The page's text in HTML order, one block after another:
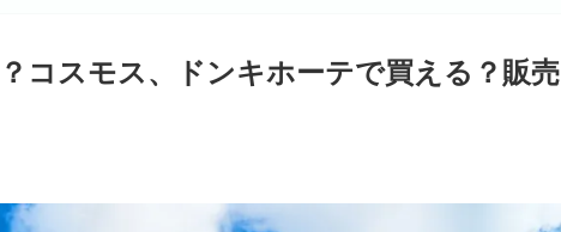
コスモス、ドンキホーテで買える？販売